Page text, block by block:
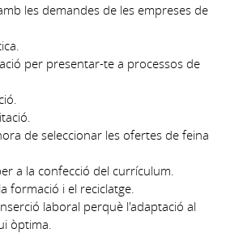
les demandes de les empreses de
per presentar-te a processos de
de seleccionar les ofertes de feina
a la confecció del currículum.
formació i el reciclatge.
laboral perquè l'adaptació al
òptima.